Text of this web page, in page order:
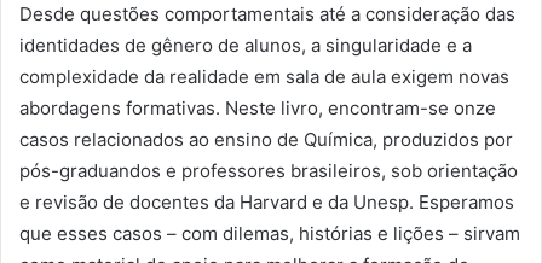
Desde questões comportamentais até a consideração das
identidades de gênero de alunos, a singularidade e a
complexidade da realidade em sala de aula exigem novas
abordagens formativas. Neste livro, encontram-se onze
casos relacionados ao ensino de Química, produzidos por
pós-graduandos e professores brasileiros, sob orientação
e revisão de docentes da Harvard e da Unesp. Esperamos
que esses casos – com dilemas, histórias e lições – sirvam